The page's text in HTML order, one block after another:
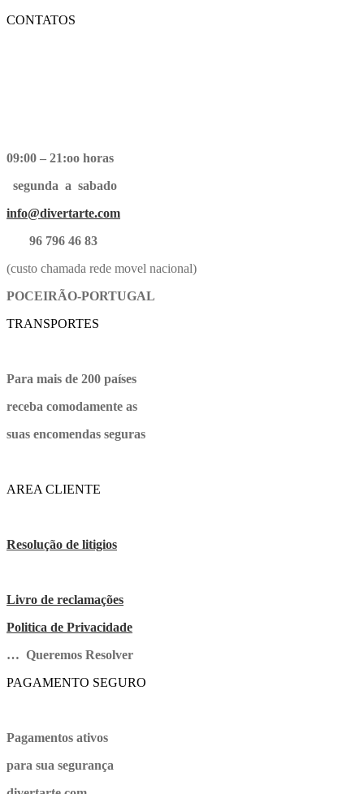
CONTATOS
09:00 – 21:oo horas
segunda a sabado
info@divertarte.com
96 796 46 83
(custo chamada rede movel nacional)
POCEIRÃO-PORTUGAL
TRANSPORTES
Para mais de 200 países
receba comodamente as
suas encomendas seguras
AREA CLIENTE
Resolução de litigios
Livro de reclamações
Politica de Privacidade
… Queremos Resolver
PAGAMENTO SEGURO
Pagamentos ativos
para sua segurança